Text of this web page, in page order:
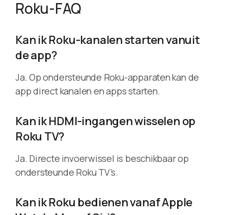
Roku-FAQ
Kan ik Roku-kanalen starten vanuit
de app?
Ja. Op ondersteunde Roku-apparaten kan de
app direct kanalen en apps starten.
Kan ik HDMI-ingangen wisselen op
Roku TV?
Ja. Directe invoerwissel is beschikbaar op
ondersteunde Roku TV’s.
Kan ik Roku bedienen vanaf Apple